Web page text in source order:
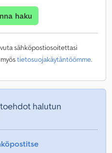
haku
sähköpostiosoitettasi
tietosuojakäytäntöömme.
halutun